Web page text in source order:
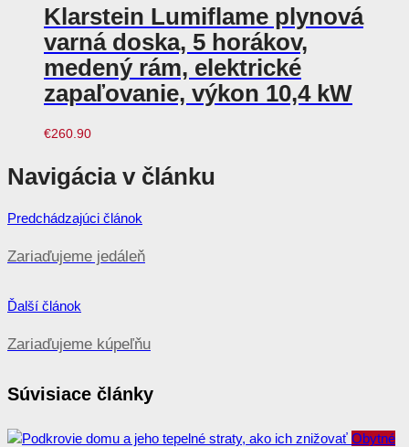
Klarstein Lumiflame plynová
varná doska, 5 horákov,
medený rám, elektrické
zapaľovanie, výkon 10,4 kW
€260.90
Navigácia v článku
Predchádzajúci článok
Zariaďujeme jedáleň
Ďalší článok
Zariaďujeme kúpeľňu
Súvisiace články
Obytné